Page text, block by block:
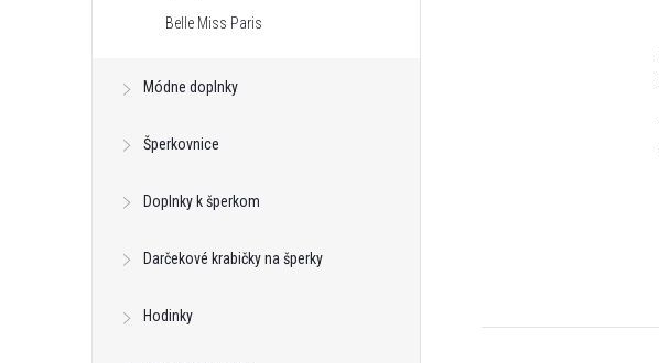
Belle Miss Paris
Módne doplnky
Šperkovnice
Doplnky k šperkom
Darčekové krabičky na šperky
Hodinky